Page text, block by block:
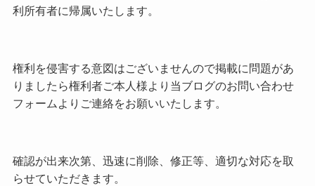
利所有者に帰属いたします。
権利を侵害する意図はございませんので掲載に問題があ
りましたら権利者ご本人様より当ブログのお問い合わせ
フォームよりご連絡をお願いいたします。
確認が出来次第、迅速に削除、修正等、適切な対応を取
らせていただきます。